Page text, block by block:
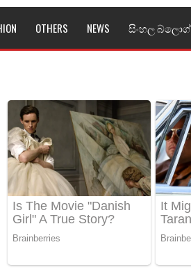
Song Lyrics - නුඹ දුන් ආදරේ ගීතයේ පද පෙළ
Song Lyrics - ලියමුද දැන් අනාගතේ ගීතයේ
දෝණි ගීතයේ පද පෙළ
Song Lyrics - බෙන්තර පාලමේ ගීතයේ පද පෙළ
Lyrics - සඳ බැබලෙන ගීතයේ පද පෙළ
OTHERS NEWS සිංහල බ්ලොග්